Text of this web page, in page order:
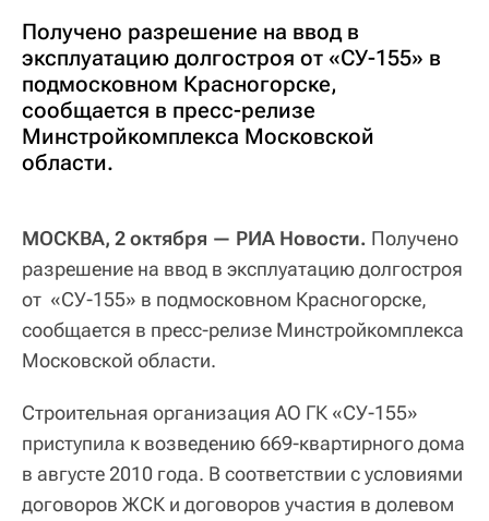
Получено разрешение на ввод в
эксплуатацию долгостроя от «СУ-155» в
подмосковном Красногорске,
сообщается в пресс-релизе
Минстройкомплекса Московской
области.
МОСКВА, 2 октября — РИА Новости. Получено
разрешение на ввод в эксплуатацию долгостроя
от «СУ-155» в подмосковном Красногорске,
сообщается в пресс-релизе Минстройкомплекса
Московской области.
Строительная организация АО ГК «СУ-155»
приступила к возведению 669-квартирного дома
в августе 2010 года. В соответствии с условиями
договоров ЖСК и договоров участия в долевом